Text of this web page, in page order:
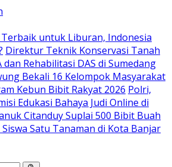
untuk Liburan, Indonesia
Direktur Teknik Konservasi Tanah
Rehabilitasi DAS di Sumedang
Bekali 16 Kelompok Masyarakat
Kebun Bibit Rakyat 2026 Polri,
Edukasi Bahaya Judi Online di
Citanduy Suplai 500 Bibit Buah
Satu Tanaman di Kota Banjar